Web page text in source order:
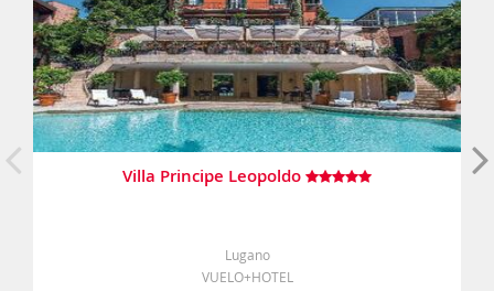
Villa Principe Leopoldo
Lugano
VUELO+HOTEL